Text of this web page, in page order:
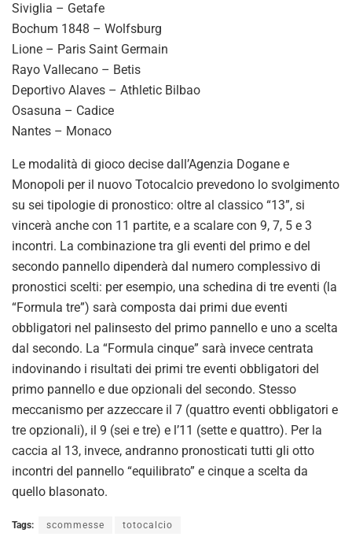
Siviglia – Getafe
Bochum 1848 – Wolfsburg
Lione – Paris Saint Germain
Rayo Vallecano – Betis
Deportivo Alaves – Athletic Bilbao
Osasuna – Cadice
Nantes – Monaco
Le modalità di gioco decise dall’Agenzia Dogane e
Monopoli per il nuovo Totocalcio prevedono lo svolgimento
su sei tipologie di pronostico: oltre al classico “13”, si
vincerà anche con 11 partite, e a scalare con 9, 7, 5 e 3
incontri. La combinazione tra gli eventi del primo e del
secondo pannello dipenderà dal numero complessivo di
pronostici scelti: per esempio, una schedina di tre eventi (la
“Formula tre”) sarà composta dai primi due eventi
obbligatori nel palinsesto del primo pannello e uno a scelta
dal secondo. La “Formula cinque” sarà invece centrata
indovinando i risultati dei primi tre eventi obbligatori del
primo pannello e due opzionali del secondo. Stesso
meccanismo per azzeccare il 7 (quattro eventi obbligatori e
tre opzionali), il 9 (sei e tre) e l’11 (sette e quattro). Per la
caccia al 13, invece, andranno pronosticati tutti gli otto
incontri del pannello “equilibrato” e cinque a scelta da
quello blasonato.
Tags: scommesse totocalcio